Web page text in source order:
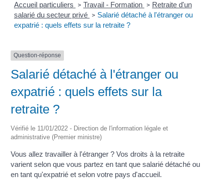
Accueil particuliers > Travail - Formation > Retraite d'un
salarié du secteur privé > Salarié détaché à l'étranger ou
expatrié : quels effets sur la retraite ?
Question-réponse
Salarié détaché à l'étranger ou
expatrié : quels effets sur la
retraite ?
Vérifié le 11/01/2022 - Direction de l'information légale et
administrative (Premier ministre)
Vous allez travailler à l'étranger ? Vos droits à la retraite
varient selon que vous partez en tant que salarié détaché ou
en tant qu'expatrié et selon votre pays d'accueil.